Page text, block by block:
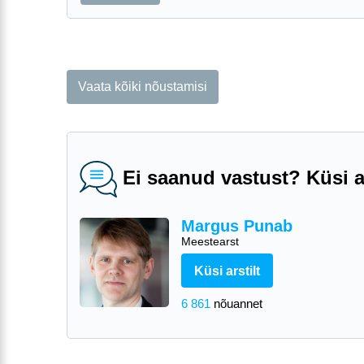
Vaata kõiki nõustamisi
Ei saanud vastust? Küsi
Margus Punab
Meestearst
Küsi arstilt
6 861 nõuannet